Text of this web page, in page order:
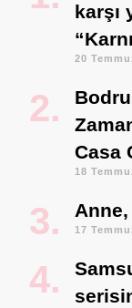
karşı
20
Casa
18
17